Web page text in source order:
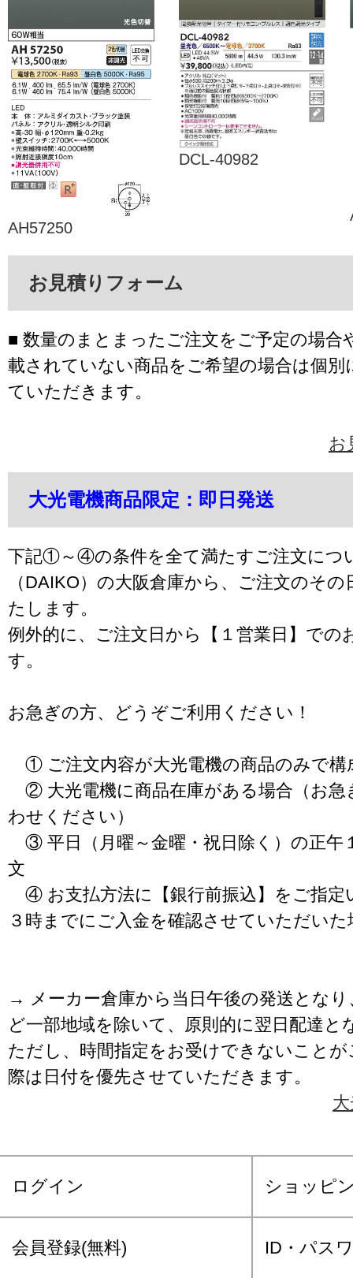
AH57250
DCL-40982
お見積りフォーム
■ 数量のまとまったご注文をご予定の場合
載されていない商品をご希望の場合は個別
ていただきます。
お
大光電機商品限定：即日発送
下記①～④の条件を全て満たすご注文につ
（DAIKO）の大阪倉庫から、ご注文のそ
たします。
例外的に、ご注文日から【１営業日】での
す。
お急ぎの方、どうぞご利用ください！
① ご注文内容が大光電機の商品のみで構
② 大光電機に商品在庫がある場合（お急
わせください）
③ 平日（月曜～金曜・祝日除く）の正午
文
④ お支払方法に【銀行前振込】をご指定
３時までにご入金を確認させていただいた
→ メーカー倉庫から当日午後の発送となり
ど一部地域を除いて、原則的に翌日配達と
ただし、時間指定をお受けできないこと
際は日付を優先させていただきます。
ログイン ショッピ
会員登録(無料) ID・パス